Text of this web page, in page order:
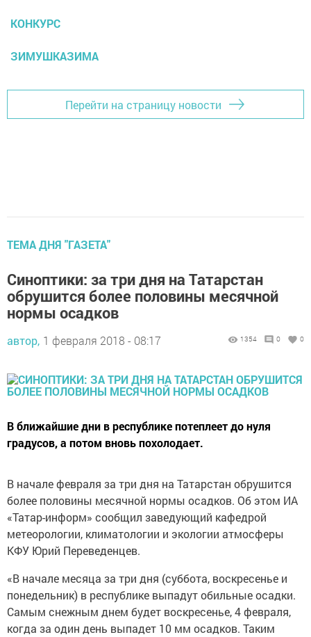
КОНКУРС
ЗИМУШКАЗИМА
Перейти на страницу новости
ТЕМА ДНЯ "ГАЗЕТА"
Синоптики: за три дня на Татарстан
обрушится более половины месячной
нормы осадков
автор, 1 февраля 2018 - 08:17 1354 0 0
В ближайшие дни в республике потеплеет до нуля
градусов, а потом вновь похолодает.
В начале февраля за три дня на Татарстан обрушится
более половины месячной нормы осадков. Об этом ИА
«Татар-информ» сообщил заведующий кафедрой
метеорологии, климатологии и экологии атмосферы
КФУ Юрий Переведенцев.
«В начале месяца за три дня (суббота, воскресенье и
понедельник) в республике выпадут обильные осадки.
Самым снежным днем будет воскресенье, 4 февраля,
когда за один день выпадет 10 мм осадков. Таким